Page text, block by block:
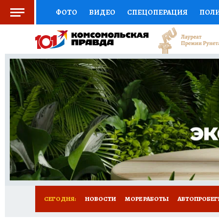
ФОТО ВИДЕО СПЕЦОПЕРАЦИЯ
СОЦПОДДЕРЖКА НАУКА СПОРТ
ВЫБОР ЭКСПЕРТОВ ДОКТОР
КНИЖНАЯ ПОЛКА ПРОГНОЗЫ НА СПОРТ
ПРЕСС-ЦЕНТР НЕДВИЖИМОСТЬ
ВСЕ О КП РАДИО КП ТЕСТЫ НОВОЕ
СЕГОДНЯ: НОВОСТИ МОРЕ РАБОТЫ